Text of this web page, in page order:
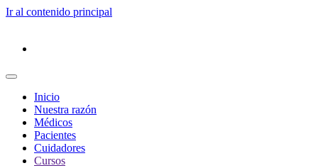
Ir al contenido principal
Inicio
Nuestra razón
Médicos
Pacientes
Cuidadores
Cursos